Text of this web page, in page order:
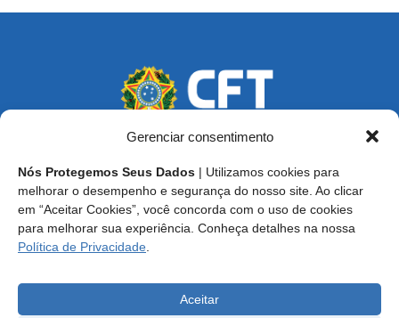
Gerenciar consentimento
Nós Protegemos Seus Dados | Utilizamos cookies para
melhorar o desempenho e segurança do nosso site. Ao clicar
em “Aceitar Cookies”, você concorda com o uso de cookies
para melhorar sua experiência. Conheça detalhes na nossa
Política de Privacidade
Aceitar
Endereço: SCS, Quadra 02, Bloco D, Ed. Oscar Niemeyer,
9º Andar CEP 70.316-900 - Brasília/DF
Central de Atendimento ao Técnico:0800 016-1515